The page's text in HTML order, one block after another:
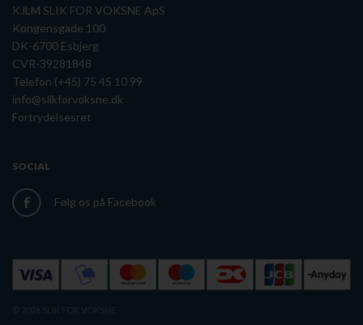
KJLM SLIK FOR VOKSNE ApS
Kongensgade 100
DK-6700 Esbjerg
CVR-39281848
Telefon (+45) 75 45 10 99
info@slikforvoksne.dk
Fortrydelsesret
SOCIAL
Følg os på Facebook